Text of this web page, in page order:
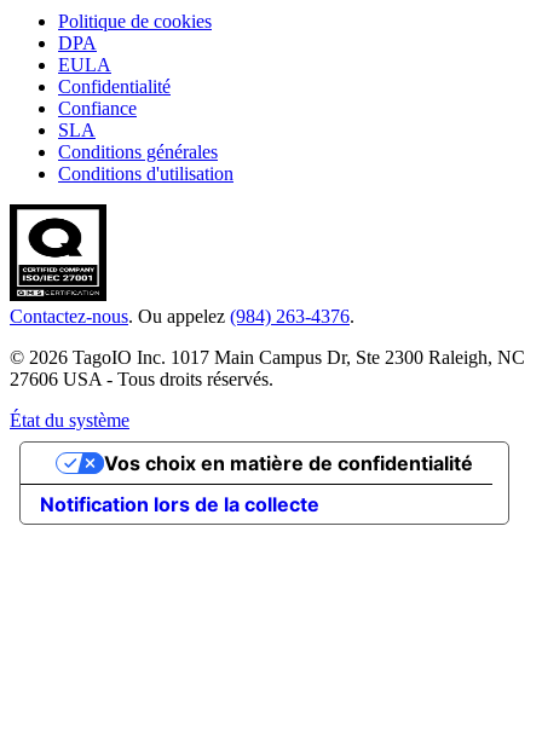
Politique de cookies
DPA
EULA
Confidentialité
Confiance
SLA
Conditions générales
Conditions d'utilisation
Contactez-nous. Ou appelez (984) 263-4376.
© 2026 TagoIO Inc. 1017 Main Campus Dr, Ste 2300 Raleigh, NC
27606 USA - Tous droits réservés.
État du système
Notification lors de la collecte
Vos choix en matière de confidentialité